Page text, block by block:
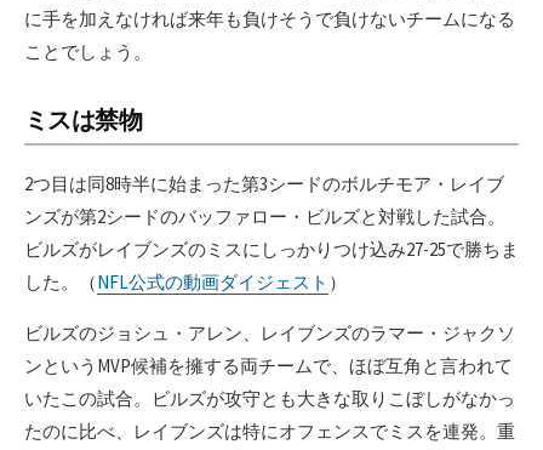
に手を加えなければ来年も負けそうで負けないチームになる
ことでしょう。
ミスは禁物
2つ目は同8時半に始まった第3シードのボルチモア・レイブ
ンズが第2シードのバッファロー・ビルズと対戦した試合。
ビルズがレイブンズのミスにしっかりつけ込み27-25で勝ちま
した。（NFL公式の動画ダイジェスト ）
ビルズのジョシュ・アレン、レイブンズのラマー・ジャクソ
ンというMVP候補を擁する両チームで、ほぼ互角と言われて
いたこの試合。ビルズが攻守とも大きな取りこぼしがなかっ
たのに比べ、レイブンズは特にオフェンスでミスを連発。重